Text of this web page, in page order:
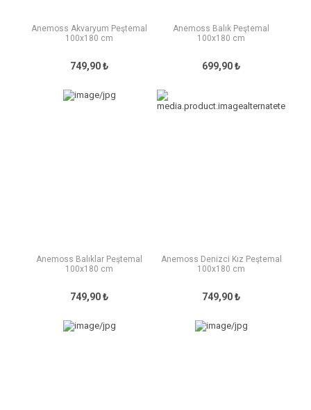
Anemoss Akvaryum Peştemal
100x180 cm
749,90 ₺
Anemoss Balık Peştemal
100x180 cm
699,90 ₺
Anemoss Balıklar Peştemal
100x180 cm
749,90 ₺
Anemoss Denizci Kız Peştemal
100x180 cm
749,90 ₺